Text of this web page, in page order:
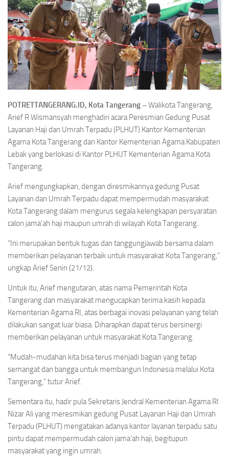
POTRETTANGERANG.ID, Kota Tangerang –Walikota Tangerang,
Arief R Wismansyah menghadiri acara Peresmian Gedung Pusat
Layanan Haji dan Umrah Terpadu (PLHUT) Kantor Kementerian
Agama Kota Tangerang dan Kantor Kementerian Agama Kabupaten
Lebak yang berlokasi di Kantor PLHUT Kementerian Agama Kota
Tangerang.
Arief mengungkapkan, dengan diresmikannya gedung Pusat
Layanan dan Umrah Terpadu dapat mempermudah masyarakat
Kota Tangerang dalam mengurus segala kelengkapan persyaratan
calon jama’ah haji maupun umrah di wilayah Kota Tangerang.
“Ini merupakan bentuk tugas dan tanggungjawab bersama dalam
memberikan pelayanan terbaik untuk masyarakat Kota Tangerang,”
ungkap Arief Senin (21/12).
Untuk itu, Arief mengutaran, atas nama Pemerintah Kota
Tangerang dan masyarakat mengucapkan terima kasih kepada
Kementerian Agama RI, atas berbagai inovasi pelayanan yang telah
dilakukan sangat luar biasa. Diharapkan dapat terus bersinergi
memberikan pelayanan untuk masyarakat Kota Tangerang.
“Mudah-mudahan kita bisa terus menjadi bagian yang tetap
semangat dan bangga untuk membangun Indonesia melalui Kota
Tangerang,” tutur Arief.
Sementara itu, hadir pula Sekretaris Jendral Kementerian Agama RI
Nizar Ali yang meresmikan gedung Pusat Layanan Haji dan Umrah
Terpadu (PLHUT) mengatakan adanya kantor layanan terpadu satu
pintu dapat mempermudah calon jama’ah haji, begitupun
masyarakat yang ingin umrah.